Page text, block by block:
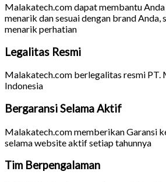
Malakatech.com dapat membantu
menarik dan sesuai dengan brand Anda,
menarik perhatian
Legalitas Resmi
Malakatech.com berlegalitas resmi PT.
Indonesia
Bergaransi Selama Aktif
Malakatech.com memberikan Garansi
selama website aktif setiap tahunnya
Tim Berpengalaman